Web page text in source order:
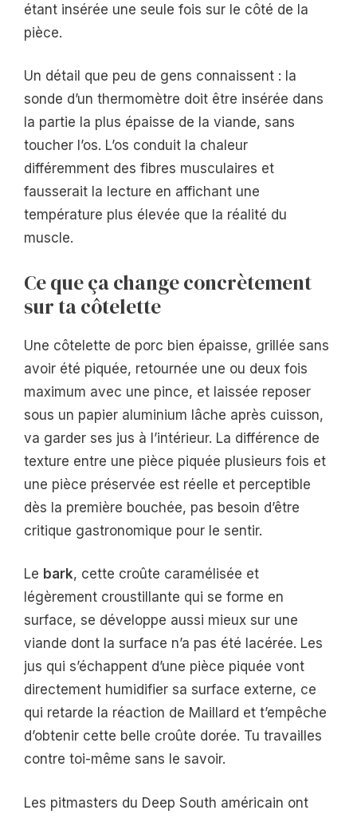
étant insérée une seule fois sur le côté de la
pièce.
Un détail que peu de gens connaissent : la
sonde d’un thermomètre doit être insérée dans
la partie la plus épaisse de la viande, sans
toucher l’os. L’os conduit la chaleur
différemment des fibres musculaires et
fausserait la lecture en affichant une
température plus élevée que la réalité du
muscle.
Ce que ça change concrètement
sur ta côtelette
Une côtelette de porc bien épaisse, grillée sans
avoir été piquée, retournée une ou deux fois
maximum avec une pince, et laissée reposer
sous un papier aluminium lâche après cuisson,
va garder ses jus à l’intérieur. La différence de
texture entre une pièce piquée plusieurs fois et
une pièce préservée est réelle et perceptible
dès la première bouchée, pas besoin d’être
critique gastronomique pour le sentir.
Le bark, cette croûte caramélisée et
légèrement croustillante qui se forme en
surface, se développe aussi mieux sur une
viande dont la surface n’a pas été lacérée. Les
jus qui s’échappent d’une pièce piquée vont
directement humidifier sa surface externe, ce
qui retarde la réaction de Maillard et t’empêche
d’obtenir cette belle croûte dorée. Tu travailles
contre toi-même sans le savoir.
Les pitmasters du Deep South américain ont